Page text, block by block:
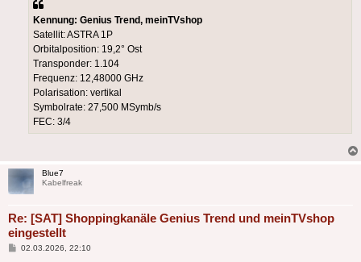
Kennung: Genius Trend, meinTVshop
Satellit: ASTRA 1P
Orbitalposition: 19,2° Ost
Transponder: 1.104
Frequenz: 12,48000 GHz
Polarisation: vertikal
Symbolrate: 27,500 MSymb/s
FEC: 3/4
Blue7
Kabelfreak
Re: [SAT] Shoppingkanäle Genius Trend und meinTVshop
eingestellt
Beitrag
02.03.2026, 22:10